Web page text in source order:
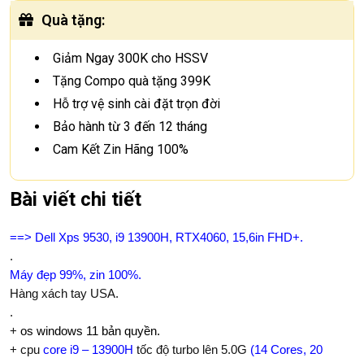
Quà tặng:
Giảm Ngay 300K cho HSSV
Tặng Compo quà tặng 399K
Hỗ trợ vệ sinh cài đặt trọn đời
Bảo hành từ 3 đến 12 tháng
Cam Kết Zin Hãng 100%
Bài viết chi tiết
==> Dell Xps 9530, i9 13900H, RTX4060, 15,6in FHD+.
.
Máy đẹp 99%, zin 100%.
Hàng xách tay USA.
.
+ os windows 11 bản quyền.
+ cpu core i9 – 13900H tốc độ turbo lên 5.0G (14 Cores, 20